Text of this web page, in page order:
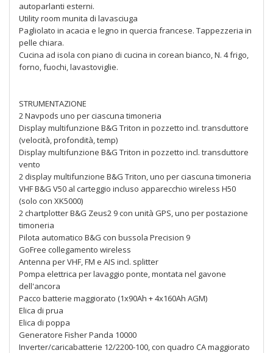
autoparlanti esterni.
Utility room munita di lavasciuga
Pagliolato in acacia e legno in quercia francese. Tappezzeria in
pelle chiara.
Cucina ad isola con piano di cucina in corean bianco, N. 4 frigo,
forno, fuochi, lavastoviglie.
STRUMENTAZIONE
2 Navpods uno per ciascuna timoneria
Display multifunzione B&G Triton in pozzetto incl. transduttore
(velocità, profondità, temp)
Display multifunzione B&G Triton in pozzetto incl. transduttore
vento
2 display multifunzione B&G Triton, uno per ciascuna timoneria
VHF B&G V50 al carteggio incluso apparecchio wireless H50
(solo con XK5000)
2 chartplotter B&G Zeus2 9 con unità GPS, uno per postazione
timoneria
Pilota automatico B&G con bussola Precision 9
GoFree collegamento wireless
Antenna per VHF, FM e AIS incl. splitter
Pompa elettrica per lavaggio ponte, montata nel gavone
dell'ancora
Pacco batterie maggiorato (1x90Ah + 4x160Ah AGM)
Elica di prua
Elica di poppa
Generatore Fisher Panda 10000
Inverter/caricabatterie 12/2200-100, con quadro CA maggiorato